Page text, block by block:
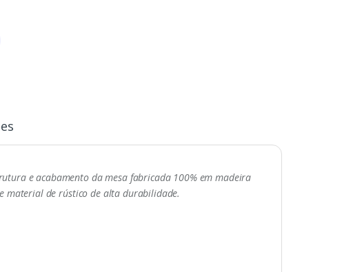
e acabamento da mesa fabricada 100% em madeira
material de rústico de alta durabilidade.